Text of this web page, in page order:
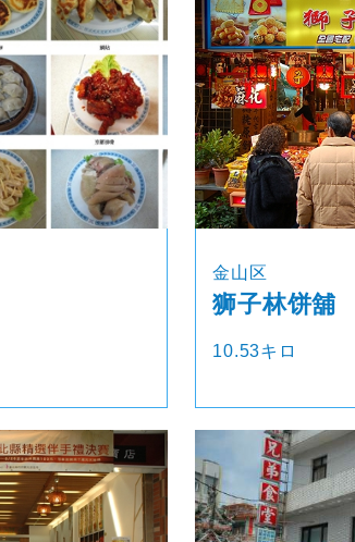
金山区
狮子林饼舖
10.53キロ